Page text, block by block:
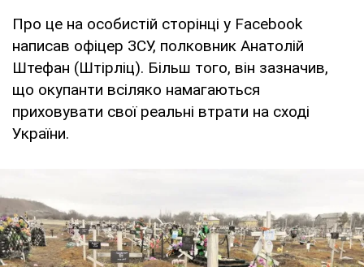
Про це на особистій сторінці у Facebook
написав офіцер ЗСУ, полковник Анатолій
Штефан (Штірліц). Більш того, він зазначив,
що окупанти всіляко намагаються
приховувати свої реальні втрати на сході
України.